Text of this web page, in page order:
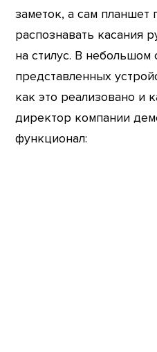
заметок, а сам планшет
распознавать касания
на стилус. В небольшом
представленных
как это реализовано и
директор компании
функционал: